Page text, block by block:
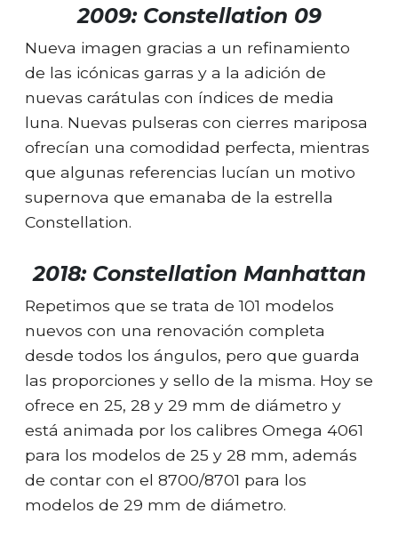
2009: Constellation 09
Nueva imagen gracias a un refinamiento
de las icónicas garras y a la adición de
nuevas carátulas con índices de media
luna. Nuevas pulseras con cierres mariposa
ofrecían una comodidad perfecta, mientras
que algunas referencias lucían un motivo
supernova que emanaba de la estrella
Constellation.
2018: Constellation Manhattan
Repetimos que se trata de 101 modelos
nuevos con una renovación completa
desde todos los ángulos, pero que guarda
las proporciones y sello de la misma. Hoy se
ofrece en 25, 28 y 29 mm de diámetro y
está animada por los calibres Omega 4061
para los modelos de 25 y 28 mm, además
de contar con el 8700/8701 para los
modelos de 29 mm de diámetro.